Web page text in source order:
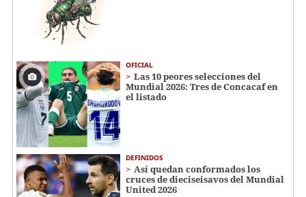
OFICIAL
Las 10 peores selecciones del
Mundial 2026: Tres de Concacaf en
el listado
DEFINIDOS
Así quedan conformados los
cruces de dieciseisavos del Mundial
United 2026